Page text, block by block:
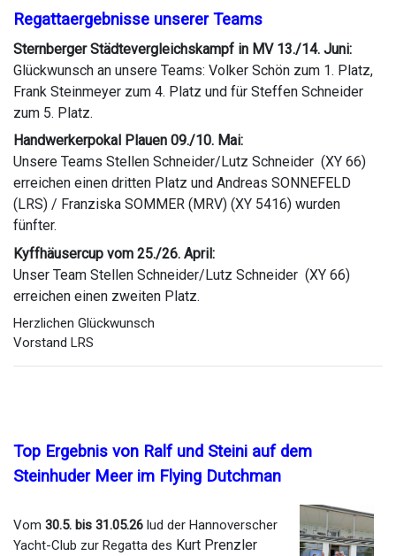
Regattaergebnisse unserer Teams
Sternberger Städtevergleichskampf in MV 13./14. Juni:
Glückwunsch an unsere Teams: Volker Schön zum 1. Platz,
Frank Steinmeyer zum 4. Platz und für Steffen Schneider
zum 5. Platz.
Handwerkerpokal Plauen 09./10. Mai:
Unsere Teams Stellen Schneider/Lutz Schneider (XY 66)
erreichen einen dritten Platz und Andreas SONNEFELD
(LRS) / Franziska SOMMER (MRV) (XY 5416) wurden
fünfter.
Kyffhäusercup vom 25./26. April:
Unser Team Stellen Schneider/Lutz Schneider (XY 66)
erreichen einen zweiten Platz.
Herzlichen Glückwunsch
Vorstand LRS
Top Ergebnis von Ralf und Steini auf dem
Steinhuder Meer im Flying Dutchman
Vom 30.5. bis 31.05.26 lud der Hannoverscher
Yacht-Club zur Regatta des Kurt Prenzler